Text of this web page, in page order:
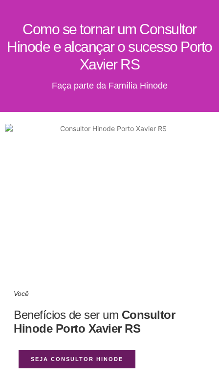
Como se tornar um Consultor
Hinode e alcançar o sucesso Porto
Xavier RS
Faça parte da Família Hinode
Você
Benefícios de ser um Consultor
Hinode Porto Xavier RS
SEJA CONSULTOR HINODE